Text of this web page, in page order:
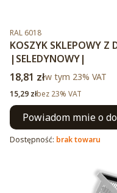
Kod produktu
RAL 6018
KOSZYK SKLEPOWY Z
|SELEDYNOWY|
Cena brutto
18,81 złw tym %s VAT
w tym 23% VAT
Cena netto
15,29 złbez 23% VAT
Powiadom mnie o
Dostępność: brak towaru